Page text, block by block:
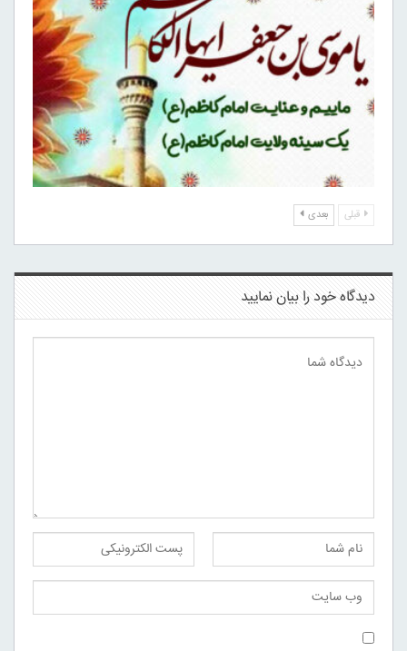
قبلی بعدی
دیدگاه خود را بیان نمایید